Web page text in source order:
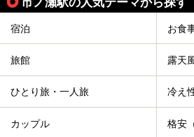
宿泊 お食
旅館 露天
ひとり旅・一人旅 冷え
カップル 格安